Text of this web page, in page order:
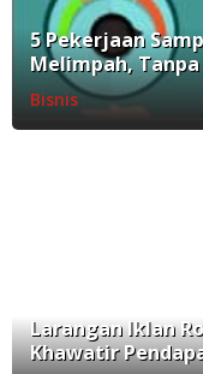
5 Pekerjaan
Melimpah,
Bisnis
Larangan Iklan
Khawatir